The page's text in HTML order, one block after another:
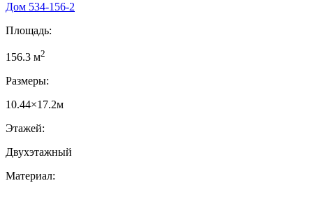
Дом 534-156-2
Площадь:
156.3 м2
Размеры:
10.44×17.2м
Этажей:
Двухэтажный
Материал: